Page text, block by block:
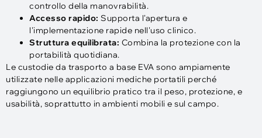
controllo della manovrabilità.
Accesso rapido: Supporta l'apertura e
l'implementazione rapide nell'uso clinico.
Struttura equilibrata: Combina la protezione con la
portabilità quotidiana.
Le custodie da trasporto a base EVA sono ampiamente
utilizzate nelle applicazioni mediche portatili perché
raggiungono un equilibrio pratico tra il peso, protezione, e
usabilità, soprattutto in ambienti mobili e sul campo.